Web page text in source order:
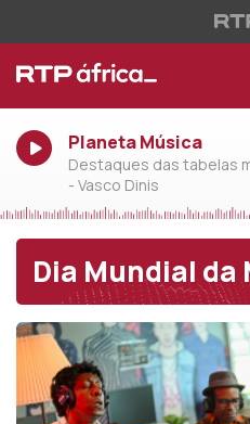
Planeta Música
Destaques das tabelas
- Vasco Dinis
Dia Mundial da